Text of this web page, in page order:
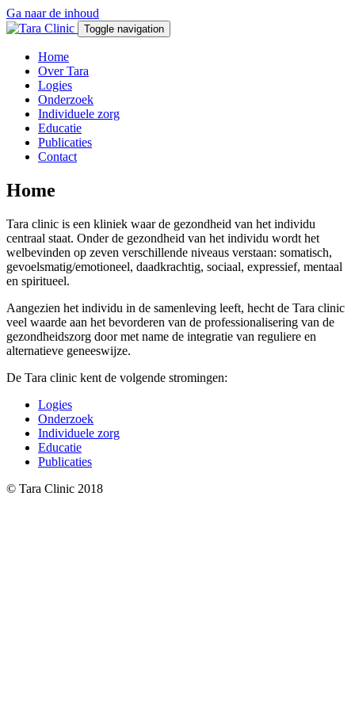
Ga naar de inhoud
Toggle navigation
Home
Over Tara
Logies
Onderzoek
Individuele zorg
Educatie
Publicaties
Contact
Home
Tara clinic is een kliniek waar de gezondheid van het individu
centraal staat. Onder de gezondheid van het individu wordt het
welbevinden op zeven verschillende niveaus verstaan: somatisch,
gevoelsmatig/emotioneel, daadkrachtig, sociaal, expressief, mentaal
en spiritueel.
Aangezien het individu in de samenleving leeft, hecht de Tara clinic
veel waarde aan het bevorderen van de professionalisering van de
gezondheidszorg door met name de integratie van reguliere en
alternatieve geneeswijze.
De Tara clinic kent de volgende stromingen:
Logies
Onderzoek
Individuele zorg
Educatie
Publicaties
© Tara Clinic 2018